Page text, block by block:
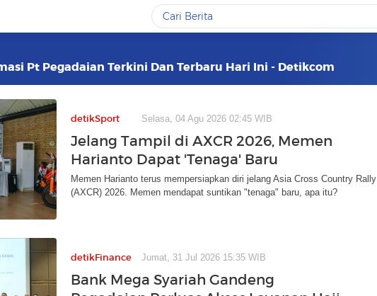
Pt Pegadaian Terkini Dan Terbaru Hari Ini - Detikcom
detikSport Selasa, 04 Agu 2026 02:45 WIB
Jelang Tampil di AXCR 2026, Memen
Harianto Dapat 'Tenaga' Baru
Memen Harianto terus mempersiapkan diri jelang Asia Cross Country Rally
(AXCR) 2026. Memen mendapat suntikan "tenaga" baru, apa itu?
detikFinance Jumat, 31 Jul 2026 15:35 WIB
Bank Mega Syariah Gandeng